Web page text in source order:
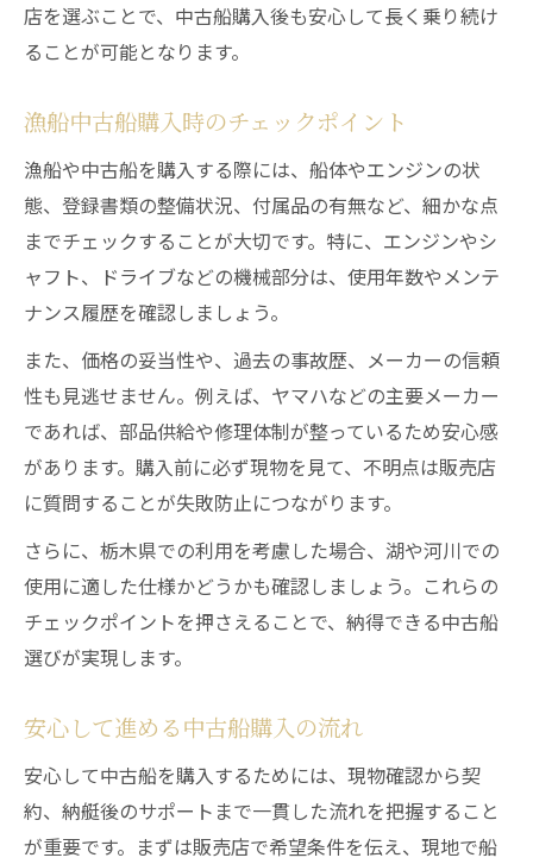
店を選ぶことで、中古船購入後も安心して長く乗り続け
ることが可能となります。
漁船中古船購入時のチェックポイント
漁船や中古船を購入する際には、船体やエンジンの状
態、登録書類の整備状況、付属品の有無など、細かな点
までチェックすることが大切です。特に、エンジンやシ
ャフト、ドライブなどの機械部分は、使用年数やメンテ
ナンス履歴を確認しましょう。
また、価格の妥当性や、過去の事故歴、メーカーの信頼
性も見逃せません。例えば、ヤマハなどの主要メーカー
であれば、部品供給や修理体制が整っているため安心感
があります。購入前に必ず現物を見て、不明点は販売店
に質問することが失敗防止につながります。
さらに、栃木県での利用を考慮した場合、湖や河川での
使用に適した仕様かどうかも確認しましょう。これらの
チェックポイントを押さえることで、納得できる中古船
選びが実現します。
安心して進める中古船購入の流れ
安心して中古船を購入するためには、現物確認から契
約、納艇後のサポートまで一貫した流れを把握すること
が重要です。まずは販売店で希望条件を伝え、現地で船